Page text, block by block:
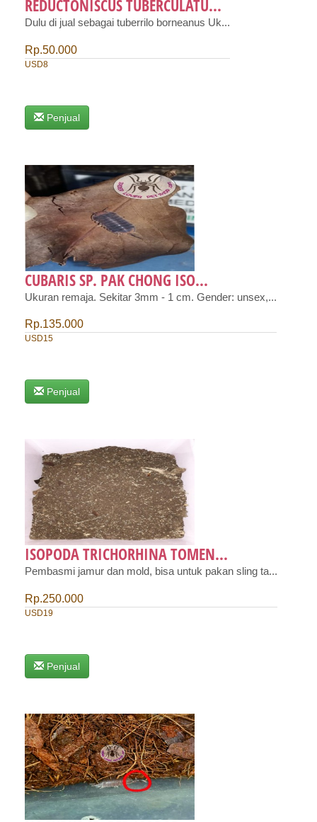
REDUCTONISCUS TUBERCULATU...
Dulu di jual sebagai tuberrilo borneanus Uk...
Rp.50.000
USD8
Penjual
CUBARIS SP. PAK CHONG ISO...
Ukuran remaja. Sekitar 3mm - 1 cm. Gender: unsex,...
Rp.135.000
USD15
Penjual
ISOPODA TRICHORHINA TOMEN...
Pembasmi jamur dan mold, bisa untuk pakan sling ta...
Rp.250.000
USD19
Penjual